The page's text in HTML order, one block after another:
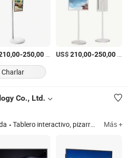
-250,00/Pieza US$210,00-250,00
Charlar
Co., Ltd.
Tablero interactivo, pizarra blanca interactiva, pizarra inteligente, tablero inteligente, panel plano interactivo, mini PC OPS Más +